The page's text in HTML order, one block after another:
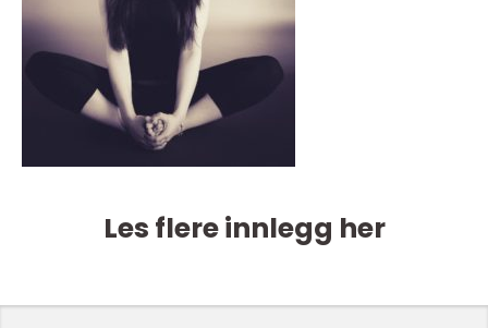
Les flere innlegg her